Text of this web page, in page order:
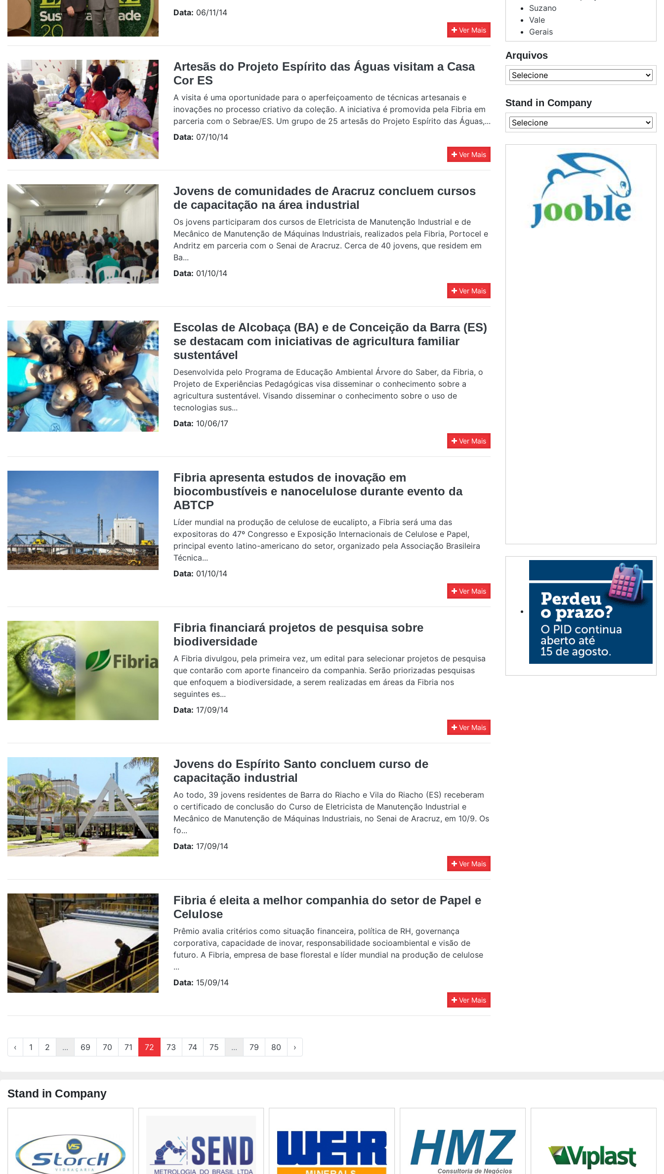
Data: 06/11/14
Ver Mais
Artesãs do Projeto Espírito das Águas visitam a Casa
Cor ES
A visita é uma oportunidade para o aperfeiçoamento de técnicas artesanais e
inovações no processo criativo da coleção. A iniciativa é promovida pela Fibria em
parceria com o Sebrae/ES. Um grupo de 25 artesãs do Projeto Espírito das Águas,...
Data: 07/10/14
Ver Mais
Jovens de comunidades de Aracruz concluem cursos
de capacitação na área industrial
Os jovens participaram dos cursos de Eletricista de Manutenção Industrial e de
Mecânico de Manutenção de Máquinas Industriais, realizados pela Fibria, Portocel e
Andritz em parceria com o Senai de Aracruz. Cerca de 40 jovens, que residem em
Ba...
Data: 01/10/14
Ver Mais
Escolas de Alcobaça (BA) e de Conceição da Barra (ES)
se destacam com iniciativas de agricultura familiar
sustentável
Desenvolvida pelo Programa de Educação Ambiental Árvore do Saber, da Fibria, o
Projeto de Experiências Pedagógicas visa disseminar o conhecimento sobre a
agricultura sustentável. Visando disseminar o conhecimento sobre o uso de
tecnologias sus...
Data: 10/06/17
Ver Mais
Fibria apresenta estudos de inovação em
biocombustíveis e nanocelulose durante evento da
ABTCP
Líder mundial na produção de celulose de eucalipto, a Fibria será uma das
expositoras do 47º Congresso e Exposição Internacionais de Celulose e Papel,
principal evento latino-americano do setor, organizado pela Associação Brasileira
Técnica...
Data: 01/10/14
Ver Mais
Fibria financiará projetos de pesquisa sobre
biodiversidade
A Fibria divulgou, pela primeira vez, um edital para selecionar projetos de pesquisa
que contarão com aporte financeiro da companhia. Serão priorizadas pesquisas
que enfoquem a biodiversidade, a serem realizadas em áreas da Fibria nos
seguintes es...
Data: 17/09/14
Ver Mais
Jovens do Espírito Santo concluem curso de
capacitação industrial
Ao todo, 39 jovens residentes de Barra do Riacho e Vila do Riacho (ES) receberam
o certificado de conclusão do Curso de Eletricista de Manutenção Industrial e
Mecânico de Manutenção de Máquinas Industriais, no Senai de Aracruz, em 10/9. Os
fo...
Data: 17/09/14
Ver Mais
Fibria é eleita a melhor companhia do setor de Papel e
Celulose
Prêmio avalia critérios como situação financeira, política de RH, governança
corporativa, capacidade de inovar, responsabilidade socioambiental e visão de
futuro. A Fibria, empresa de base florestal e líder mundial na produção de celulose
...
Data: 15/09/14
Ver Mais
‹ 1 2 ... 69 70 71 72 73 74 75 ... 79 80 ›
Suzano
Vale
Gerais
Arquivos
Stand in Company
Stand in Company